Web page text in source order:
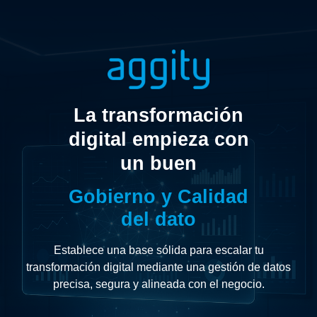
La transformación
digital empieza con
un buen
Gobierno y Calidad
del dato
Establece una base sólida para escalar tu
transformación digital mediante una gestión de datos
precisa, segura y alineada con el negocio.